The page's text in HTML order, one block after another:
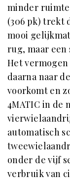
minder ruimte
(306 pk) trekt
mooi
rug, maar een
Het
daarna naar
voorkomt en
4MATIC in de
automatisch
onder de vijf
verbruik van